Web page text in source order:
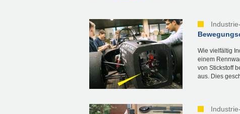
Wie vielfältig
einem
von Stickstoff
aus. Dies